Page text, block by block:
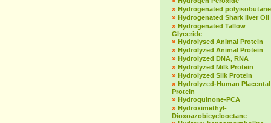
» Hydrogenated polyisobutane
» Hydrogenated Shark liver Oil
» Hydrogenated Tallow
Glyceride
» Hydrolysed Animal Protein
» Hydrolyzed Animal Protein
» Hydrolyzed DNA, RNA
» Hydrolyzed Milk Protein
» Hydrolyzed Silk Protein
» Hydrolyzed-Human Placental
Protein
» Hydroquinone-PCA
» Hydroximethyl-
Dioxoazobicyclooctane